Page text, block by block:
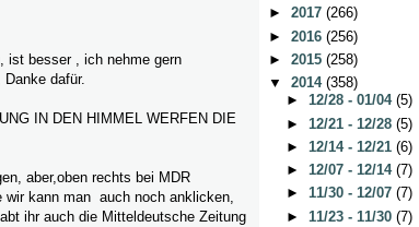
ist besser , ich nehme gern
dafür.
IN DEN HIMMEL WERFEN DIE
aber,oben rechts bei MDR
wir kann man auch noch anklicken,
ihr auch die Mitteldeutsche Zeitung
► 2017 (266)
► 2016 (256)
► 2015 (258)
▼ 2014 (358)
► 12/28 - 01/04 (5)
► 12/21 - 12/28 (5)
► 12/14 - 12/21 (6)
► 12/07 - 12/14 (7)
► 11/30 - 12/07 (7)
► 11/23 - 11/30 (7)